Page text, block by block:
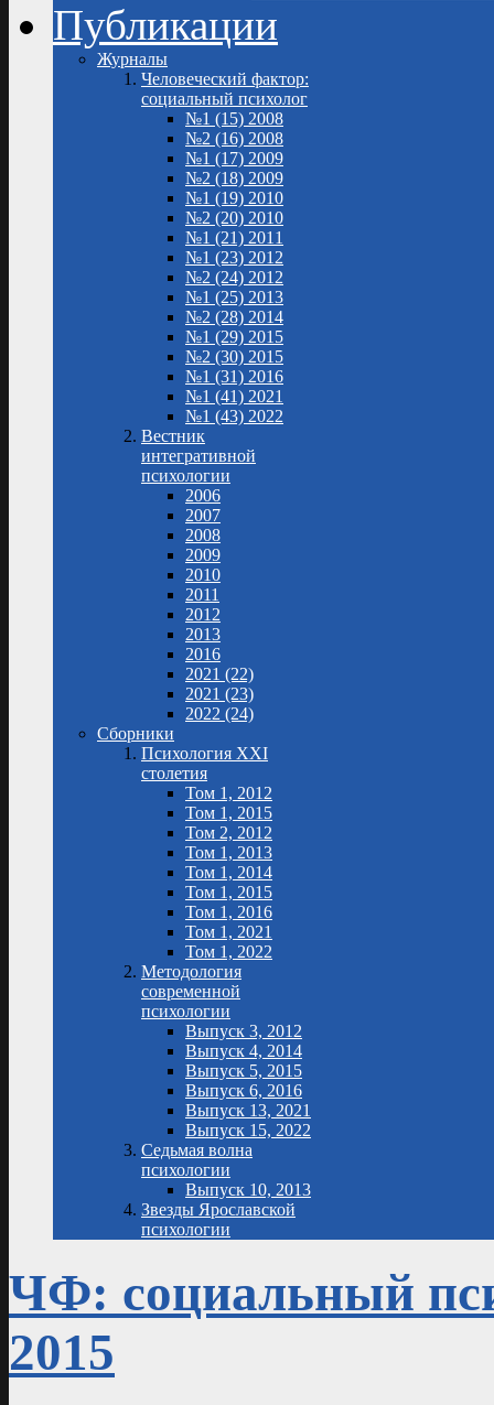
Публикации
Журналы
Человеческий фактор:
социальный психолог
№1 (15) 2008
№2 (16) 2008
№1 (17) 2009
№2 (18) 2009
№1 (19) 2010
№2 (20) 2010
№1 (21) 2011
№1 (23) 2012
№2 (24) 2012
№1 (25) 2013
№2 (28) 2014
№1 (29) 2015
№2 (30) 2015
№1 (31) 2016
№1 (41) 2021
№1 (43) 2022
Вестник
интегративной
психологии
2006
2007
2008
2009
2010
2011
2012
2013
2016
2021 (22)
2021 (23)
2022 (24)
Сборники
Психология XXI
столетия
Том 1, 2012
Том 1, 2015
Том 2, 2012
Том 1, 2013
Том 1, 2014
Том 1, 2015
Том 1, 2016
Том 1, 2021
Том 1, 2022
Методология
современной
психологии
Выпуск 3, 2012
Выпуск 4, 2014
Выпуск 5, 2015
Выпуск 6, 2016
Выпуск 13, 2021
Выпуск 15, 2022
Седьмая волна
психологии
Выпуск 10, 2013
Звезды Ярославской
психологии
ЧФ: социальный
2015